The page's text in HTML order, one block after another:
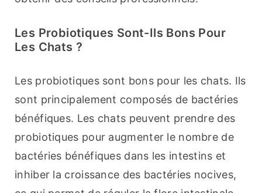
Les Probiotiques Sont-Ils Bons Pour
Les Chats ?
Les probiotiques sont bons pour les chats. Ils
sont principalement composés de bactéries
bénéfiques. Les chats peuvent prendre des
probiotiques pour augmenter le nombre de
bactéries bénéfiques dans les intestins et
inhiber la croissance des bactéries nocives,